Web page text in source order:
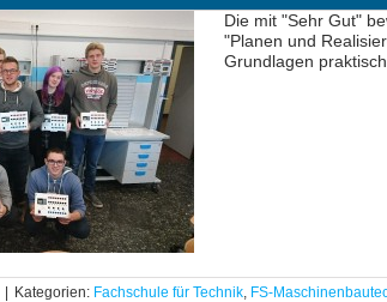
Die mit "Sehr Gut"
"Planen und
Grundlagen
Kategorien: Fachschule für Technik, FS-